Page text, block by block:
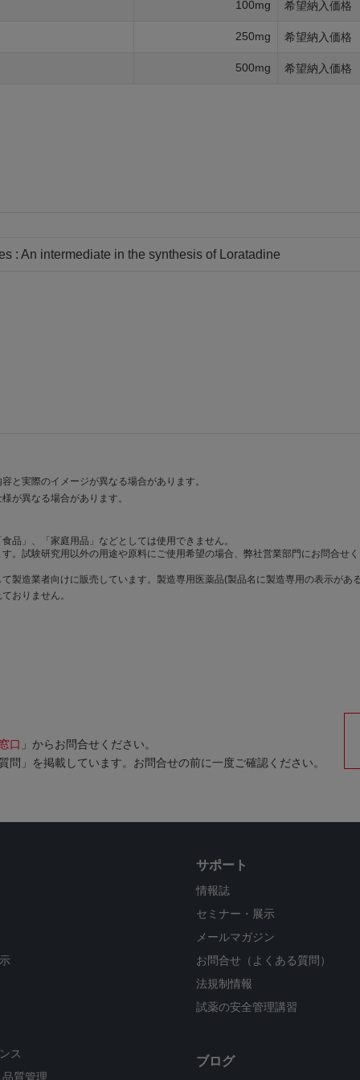
100mg 希望納入価格
250mg 希望納入価格
500mg 希望納入価格
: An intermediate in the synthesis of Loratadine
と実際のイメージが異なる場合があります。
が異なる場合があります。
品」、「家庭用品」などとしては使用できません。
。試験研究用以外の用途や原料にご使用希望の場合、弊社営業部門にお問合せ
製造業者向けに販売しています。製造専用医薬品(製品名に製造専用の表示があ
おりません。
口 」からお問合せください。
」を掲載しています。お問合せの前に一度ご確認ください。
ス
質管理
サポート
情報誌
セミナー・展示
メールマガジン
お問合せ（よくある質問）
法規制情報
試薬の安全管理講習
ブログ